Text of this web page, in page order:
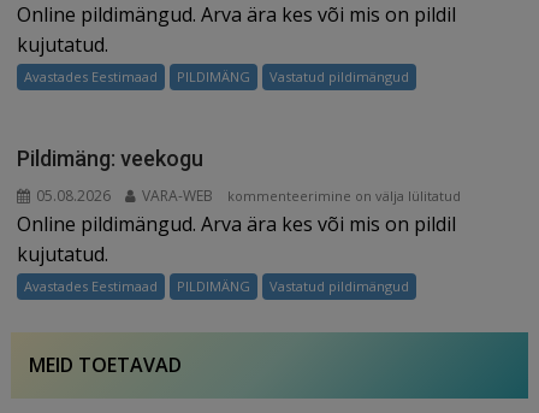
hoone
Online pildimängud. Arva ära kes või mis on pildil
kujutatud.
Avastades Eestimaad PILDIMÄNG Vastatud pildimängud
Pildimäng: veekogu
05.08.2026 VARA-WEB
Pildimäng:
veekogu
kommenteerimine on välja lülitatud
Online pildimängud. Arva ära kes või mis on pildil
kujutatud.
Avastades Eestimaad PILDIMÄNG Vastatud pildimängud
MEID TOETAVAD